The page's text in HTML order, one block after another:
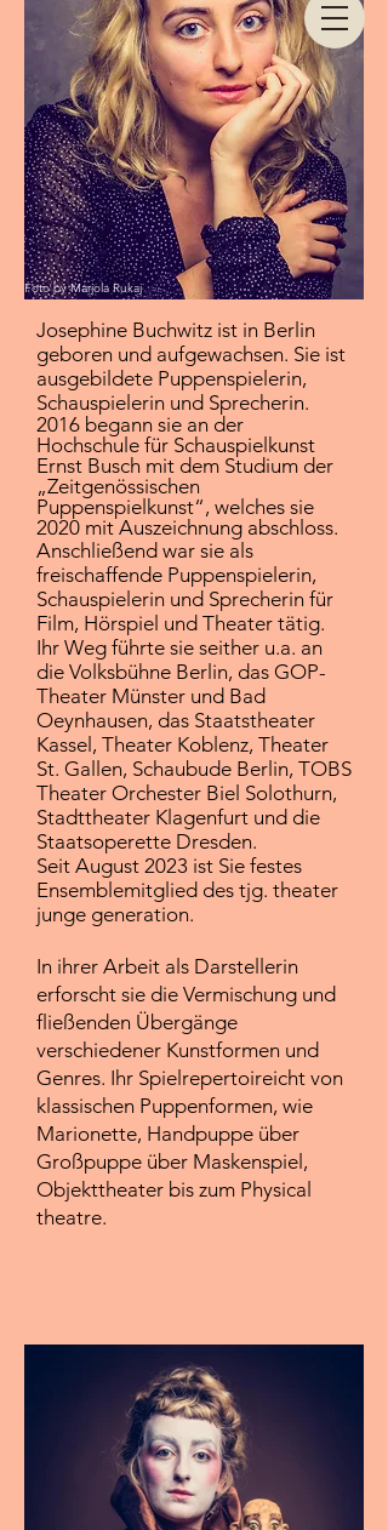
Foto by Marjola Rukaj
Josephine Buchwitz ist in Berlin
geboren und aufgewachsen. Sie ist
ausgebildete Puppenspielerin,
Schauspielerin und Sprecherin.
2016 begann sie an der
Hochschule für Schauspielkunst
Ernst Busch mit dem Studium der
„Zeitgenössischen
Puppenspielkunst“, welches sie
2020 mit Auszeichnung abschloss.
Anschließend war sie als
freischaffende Puppenspielerin,
Schauspielerin und Sprecherin für
Film, Hörspiel und Theater tätig.
Ihr Weg führte sie seither u.a. an
die Volksbühne Berlin, das GOP-
Theater Münster und Bad
Oeynhausen, das Staatstheater
Kassel, Theater Koblenz, Theater
St. Gallen, Schaubude Berlin, TOBS
Theater Orchester Biel Solothurn,
Stadttheater Klagenfurt und die
Staatsoperette Dresden.
Seit August 2023 ist Sie festes
Ensemblemitglied des tjg. theater
junge generation.
In ihrer Arbeit als Darstellerin
erforscht sie die Vermischung und
fließenden Übergänge
verschiedener Kunstformen und
Genres. Ihr Spielrepertoireicht von
klassischen Puppenformen, wie
Marionette, Handpuppe über
Großpuppe über Maskenspiel,
Objekttheater bis zum Physical
theatre.